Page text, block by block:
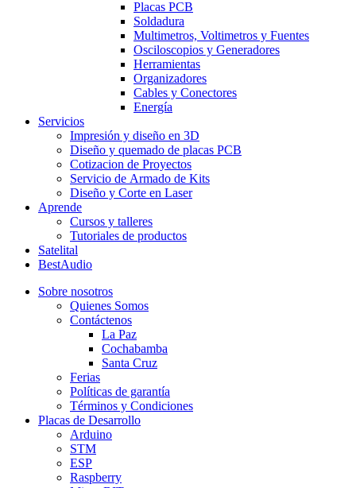
Placas PCB
Soldadura
Multimetros, Voltimetros y Fuentes
Osciloscopios y Generadores
Herramientas
Organizadores
Cables y Conectores
Energía
Servicios
Impresión y diseño en 3D
Diseño y quemado de placas PCB
Cotizacion de Proyectos
Servicio de Armado de Kits
Diseño y Corte en Laser
Aprende
Cursos y talleres
Tutoriales de productos
Satelital
BestAudio
Sobre nosotros
Quienes Somos
Contáctenos
La Paz
Cochabamba
Santa Cruz
Ferias
Políticas de garantía
Términos y Condiciones
Placas de Desarrollo
Arduino
STM
ESP
Raspberry